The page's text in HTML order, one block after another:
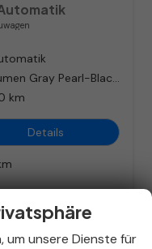
Lumen Gray Pearl-Black Roof
km
Details
um unsere Dienste für